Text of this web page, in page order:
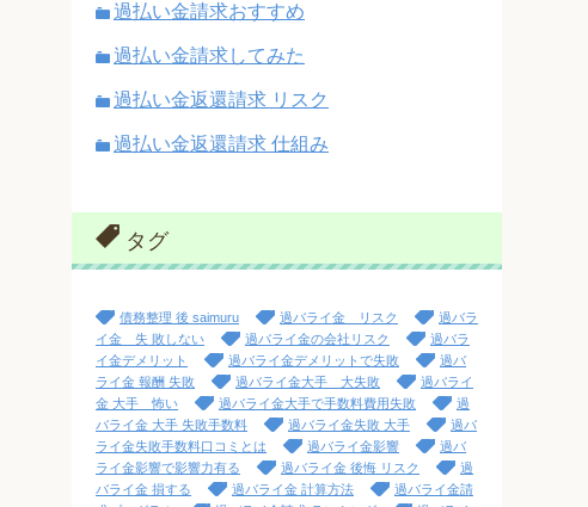
過払い金請求おすすめ
過払い金請求してみた
過払い金返還請求 リスク
過払い金返還請求 仕組み
タグ
債務整理 後 saimuru 過バライ金 リスク
過バラ
イ金 失 敗しない
過バライ金の会社リスク
過バラ
イ金デメリット
過バライ金デメリットで失敗
過バ
ライ金 報酬 失敗
過バライ金大手 大失敗
過バライ
金 大手 怖い
過バライ金大手で手数料費用失敗
過
バライ金 大手 失敗手数料
過バライ金失敗 大手
過バ
ライ金失敗手数料口コミとは
過バライ金影響
過バ
ライ金影響で影響力有る
過バライ金 後悔 リスク
過
バライ金 損する
過バライ金 計算方法
過バライ金請